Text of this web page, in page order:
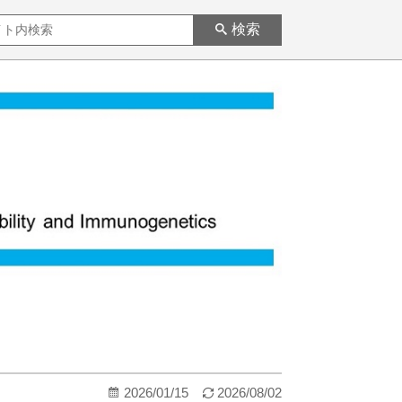
検索
2026/01/15 2026/08/02